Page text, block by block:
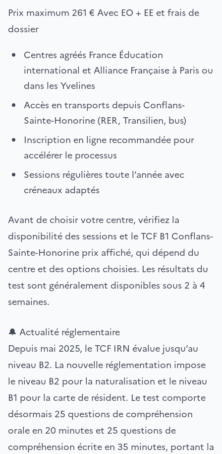
Prix maximum 261 € Avec EO + EE et frais de
dossier
Centres agréés France Éducation
international et Alliance Française à Paris ou
dans les Yvelines
Accès en transports depuis Conflans-
Sainte-Honorine (RER, Transilien, bus)
Inscription en ligne recommandée pour
accélérer le processus
Sessions régulières toute l’année avec
créneaux adaptés
Avant de choisir votre centre, vérifiez la
disponibilité des sessions et le TCF B1 Conflans-
Sainte-Honorine prix affiché, qui dépend du
centre et des options choisies. Les résultats du
test sont généralement disponibles sous 2 à 4
semaines.
🔔 Actualité réglementaire
Depuis mai 2025, le TCF IRN évalue jusqu’au
niveau B2. La nouvelle réglementation impose
le niveau B2 pour la naturalisation et le niveau
B1 pour la carte de résident. Le test comporte
désormais 25 questions de compréhension
orale en 20 minutes et 25 questions de
compréhension écrite en 35 minutes, portant la